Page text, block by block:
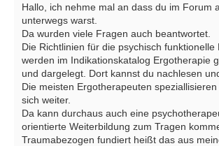
Hallo, ich nehme mal an dass du im Forum
unterwegs warst.
Da wurden viele Fragen auch beantwortet.
Die Richtlinien für die psychisch funktionelle
werden im Indikationskatalog Ergotherapie
und dargelegt. Dort kannst du nachlesen
Die meisten Ergotherapeuten
sich weiter.
Da kann durchaus auch eine
orientierte Weiterbildung zum Tragen
Traumabezogen fundiert heißt das aus